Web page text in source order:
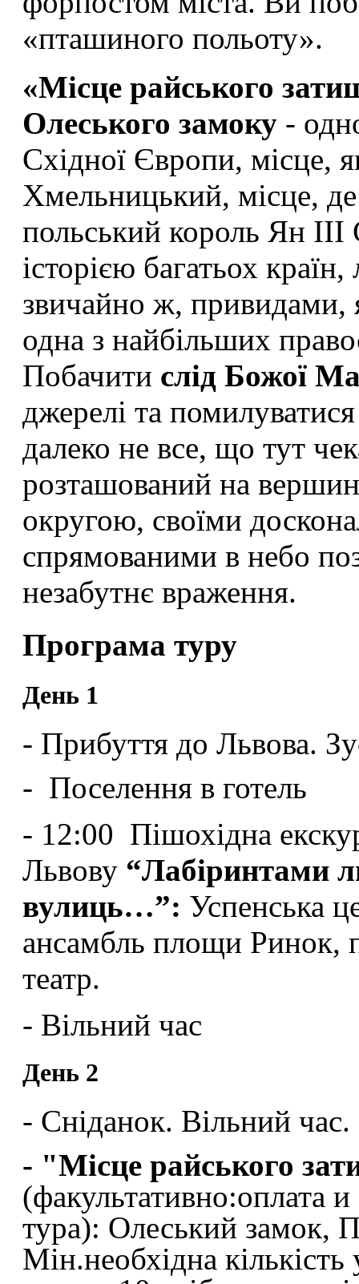
«пташиного польоту».
«Місце райського
Олеського замоку -
Східної Європи, місце,
Хмельницький, місце,
польський король Ян III
історією багатьох
звичайно ж, привидами,
одна з найбільших
Побачити слід Божої
джерелі та
далеко не все, що тут
розташований на
округою, своїми
спрямованими в небо
незабутнє враження.
Програма туру
День 1
- Прибуття до Львова.
- Поселення в готель
- 12:00 Пішохідна
Львову “Лабіринтами
вулиць…”: Успенська
ансамбль площи Ринок,
театр.
- Вільний час
День 2
- Сніданок. Вільний час.
- "Місце райського
(факультативно:оплата
тура): Олеський замок,
Мін.необхідна